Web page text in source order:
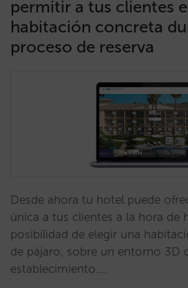
permitir a tus clientes
habitación concreta
proceso de reserva
Desde ahora tu hotel puede
única a tus clientes a la hora de
posibilidad de elegir una
de pájaro, sobre un entorno 3D
establecimiento.…